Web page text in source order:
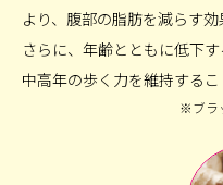
より、腹部の脂肪を減らす
さらに、年齢とともに低下
中高年の歩く力を維持するこ
※ブラ